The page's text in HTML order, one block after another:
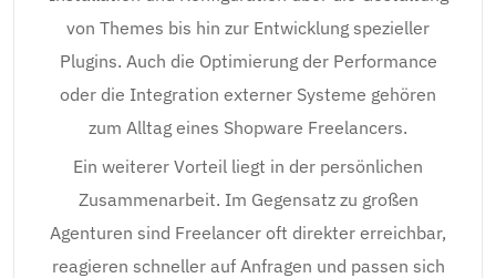
von Themes bis hin zur Entwicklung spezieller
Plugins. Auch die Optimierung der Performance
oder die Integration externer Systeme gehören
zum Alltag eines Shopware Freelancers.
Ein weiterer Vorteil liegt in der persönlichen
Zusammenarbeit. Im Gegensatz zu großen
Agenturen sind Freelancer oft direkter erreichbar,
reagieren schneller auf Anfragen und passen sich